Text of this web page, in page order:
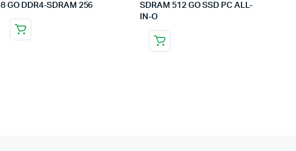
8 GO DDR4-SDRAM 256
SDRAM 512 GO SSD PC ALL-
IN-O